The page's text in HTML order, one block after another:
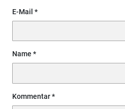
E-Mail
Name
Kommentar